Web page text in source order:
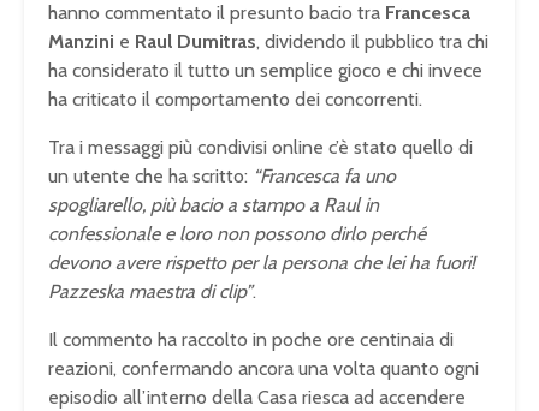
hanno commentato il presunto bacio tra Francesca
Manzini e Raul Dumitras, dividendo il pubblico tra chi
ha considerato il tutto un semplice gioco e chi invece
ha criticato il comportamento dei concorrenti.
Tra i messaggi più condivisi online c’è stato quello di
un utente che ha scritto: “Francesca fa uno
spogliarello, più bacio a stampo a Raul in
confessionale e loro non possono dirlo perché
devono avere rispetto per la persona che lei ha fuori!
Pazzeska maestra di clip”.
Il commento ha raccolto in poche ore centinaia di
reazioni, confermando ancora una volta quanto ogni
episodio all’interno della Casa riesca ad accendere